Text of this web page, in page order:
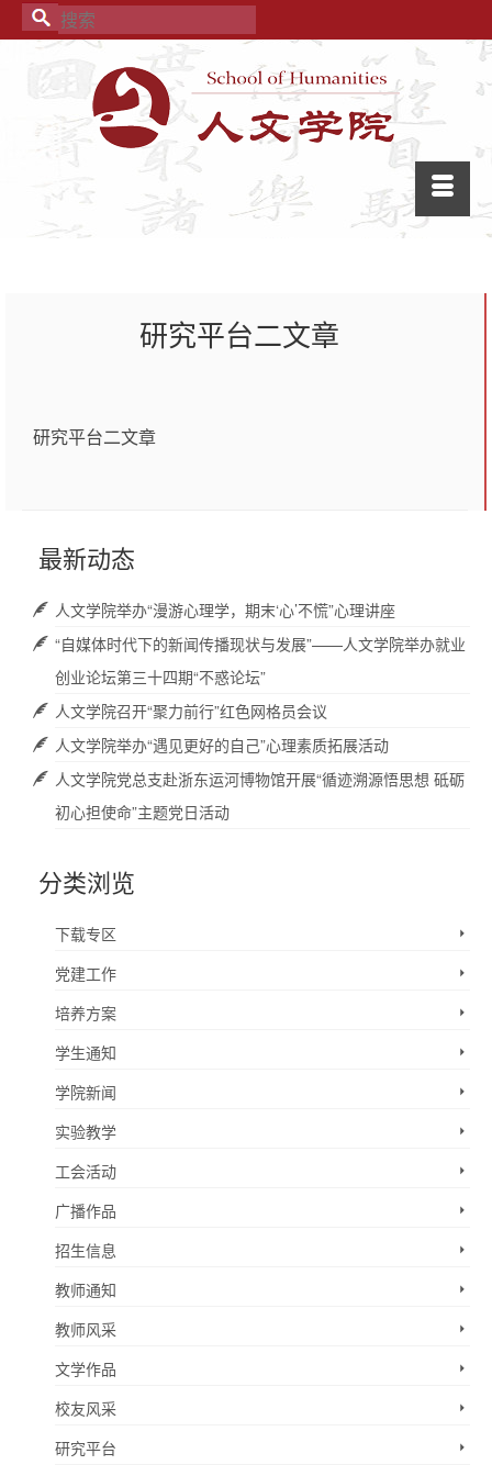
研究平台二文章
研究平台二文章
最新动态
人文学院举办“漫游心理学，期末‘心’不慌”心理讲座
“自媒体时代下的新闻传播现状与发展”——人文学院举办就业
创业论坛第三十四期“不惑论坛”
人文学院召开“聚力前行”红色网格员会议
人文学院举办“遇见更好的自己”心理素质拓展活动
人文学院党总支赴浙东运河博物馆开展“循迹溯源悟思想 砥砺
初心担使命”主题党日活动
分类浏览
下载专区
党建工作
培养方案
学生通知
学院新闻
实验教学
工会活动
广播作品
招生信息
教师通知
教师风采
文学作品
校友风采
研究平台